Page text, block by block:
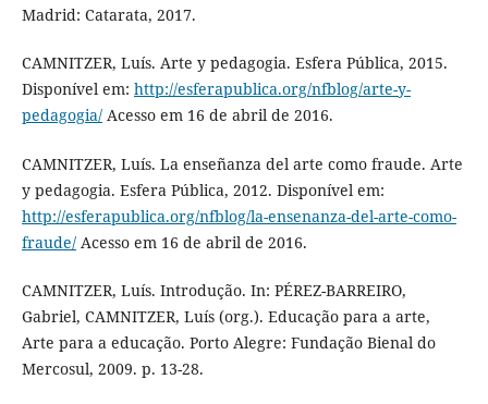
Madrid: Catarata, 2017.
CAMNITZER, Luís. Arte y pedagogia. Esfera Pública, 2015.
Disponível em: http://esferapublica.org/nfblog/arte-y-
pedagogia/Acesso em 16 de abril de 2016.
CAMNITZER, Luís. La enseñanza del arte como fraude. Arte
y pedagogia. Esfera Pública, 2012. Disponível em:
http://esferapublica.org/nfblog/la-ensenanza-del-arte-como-
fraude/Acesso em 16 de abril de 2016.
CAMNITZER, Luís. Introdução. In: PÉREZ-BARREIRO,
Gabriel, CAMNITZER, Luís (org.). Educação para a arte,
Arte para a educação. Porto Alegre: Fundação Bienal do
Mercosul, 2009. p. 13-28.